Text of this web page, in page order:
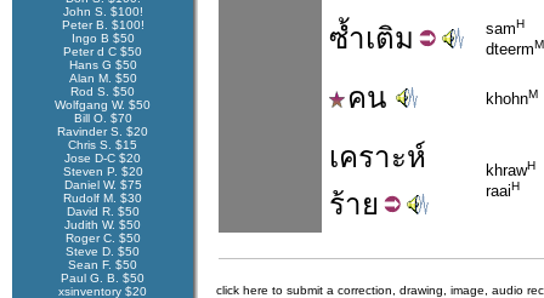
John S. $100!
Peter B. $100!
Ingo B $50
Peter d C $50
Hans G $50
Alan M. $50
Rod S. $50
Wolfgang W. $50
Bill O. $70
Ravinder S. $20
Chris S. $15
Jose D-C $20
Steven P. $20
Daniel W. $75
Rudolf M. $30
David R. $50
Judith W. $50
Roger C. $50
Steve D. $50
Sean F. $50
Paul G. B. $50
xsinventory $20
ซ้ำเติม samH
dteermM
คน khohnM
เคราะห์
ร้าย
khrawH
raaiH
click here to submit a correction, drawing, image, audio